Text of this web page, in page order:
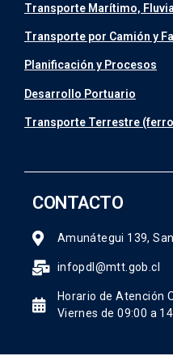
Transporte Marítimo,
Transporte por Camión y
Planificación y Procesos
Desarrollo Portuario
Transporte Terrestre
CONTACTO
Amunátegui 139,
infopdl@mtt.gob.cl
Horario de Atención
Viernes de 09:00 a